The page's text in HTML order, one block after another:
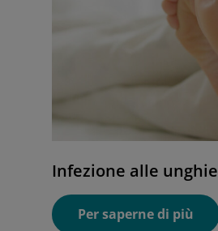
Infezione alle unghie
Per saperne di più